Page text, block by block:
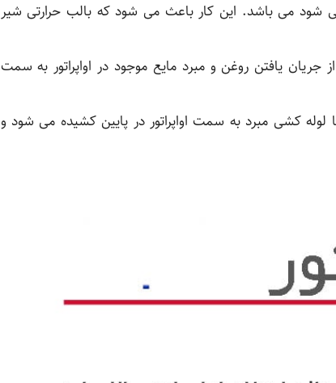
شود می باشد. این کار باعث می شود که بالب حرارتی شیر
جریان یافتن روغن و مبرد مایع موجود در اواپراتور به سمت
کشی مبرد به سمت اواپراتور در پایین کشیده می شود و